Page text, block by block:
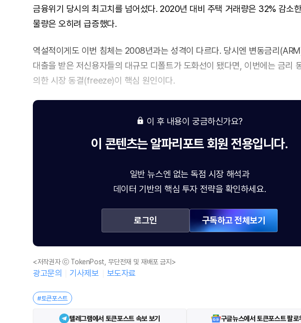
금융위기 당시의 최고치를 넘어섰다. 2020년 대비 주택 거래량은 32% 감소
물량은 오히려 급증했다.
역설적이게도 이번 침체는 2008년과는 성격이 다르다. 당시엔 변동금리
대출을 받은 저신용자들의 대규모 디폴트가 도화선이 됐다면, 이번에는 금리
의한 시장 동결(freeze)이 핵심 원인이다.
이 후 내용이 궁금하신가요?
이 콘텐츠는알파리포트회원 전용입니다.
일반 뉴스엔 없는 독점 시장 해석과
데이터 기반의 핵심 투자 전략을 확인하세요.
로그인 구독하고 전체보기
<저작권자 ⓒ TokenPost, 무단전재 및 재배포 금지>
광고문의 기사제보 보도자료
#토큰포스트
텔레그램에서 토큰포스트 속보 보기 구글뉴스에서 토큰포스트 팔로